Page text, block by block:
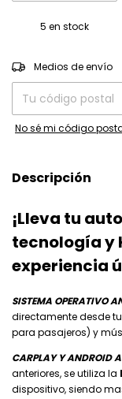
5 en stock
Entregas para el CP:
Medios de envío
No sé mi código
Descripción
¡Lleva tu
tecnología y
experiencia
SISTEMA OPERATIVO
directamente desde
para pasajeros) y
CARPLAY Y ANDROID
anteriores, se utiliza la
dispositivo, siendo